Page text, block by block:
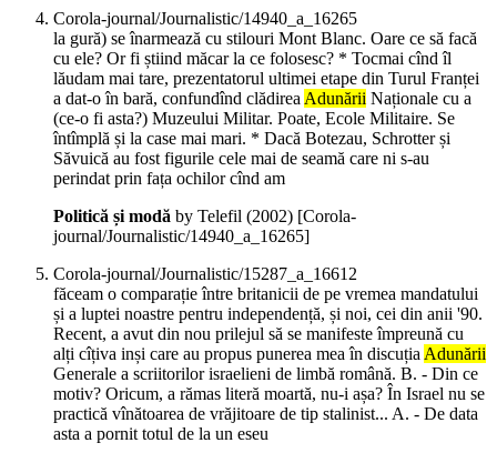
Corola-journal/Journalistic/14940_a_16265
la gură) se înarmează cu stilouri Mont Blanc. Oare ce să facă
cu ele? Or fi știind măcar la ce folosesc? * Tocmai cînd îl
lăudam mai tare, prezentatorul ultimei etape din Turul Franței
a dat-o în bară, confundînd clădireaAdunării Naționale cu a
(ce-o fi asta?) Muzeului Militar. Poate, Ecole Militaire. Se
întîmplă și la case mai mari. * Dacă Botezau, Schrotter și
Săvuică au fost figurile cele mai de seamă care ni s-au
perindat prin fața ochilor cînd am
Politică și modă by Telefil (2002) [Corola-
journal/Journalistic/14940_a_16265]
Corola-journal/Journalistic/15287_a_16612
făceam o comparație între britanicii de pe vremea mandatului
și a luptei noastre pentru independență, și noi, cei din anii '90.
Recent, a avut din nou prilejul să se manifeste împreună cu
alți cîțiva inși care au propus punerea mea în discuțiaAdunării
Generale a scriitorilor israelieni de limbă română. B. - Din ce
motiv? Oricum, a rămas literă moartă, nu-i așa? În Israel nu se
practică vînătoarea de vrăjitoare de tip stalinist... A. - De data
asta a pornit totul de la un eseu